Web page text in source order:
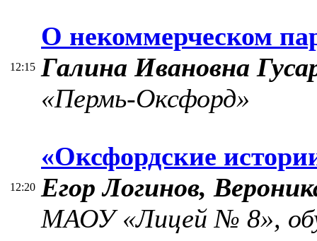
12:15
О некоммерческом
Галина Ивановна
«Пермь-Оксфорд»
12:20
«Оксфордские
Егор Логинов,
МАОУ «Лицей № 8»,